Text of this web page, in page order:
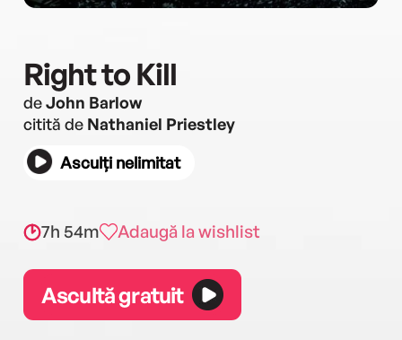
Right to Kill
deJohn Barlow
citită de Nathaniel Priestley
Asculți nelimitat
7h 54m Adaugă la wishlist
Ascultă gratuit